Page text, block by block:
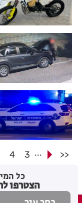
<<
...
3
4
כל
הצטרפו